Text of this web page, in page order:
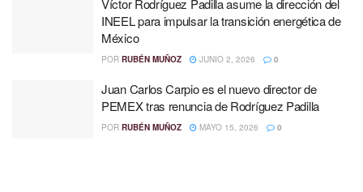
Víctor Rodríguez Padilla asume la dirección del
INEEL para impulsar la transición energética de
México
POR RUBÉN MUÑOZ JUNIO 2, 2026 0
Juan Carlos Carpio es el nuevo director de
PEMEX tras renuncia de Rodríguez Padilla
POR RUBÉN MUÑOZ MAYO 15, 2026 0